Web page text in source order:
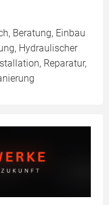
Beratung, Einbau
Hydraulischer
Reparatur,